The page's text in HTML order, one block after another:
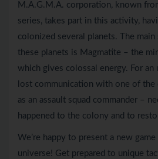
M.A.G.M.A. corporation, known
series, takes part in this activity,
colonized several planets. The
these planets is Magmatite – the
which gives colossal energy. For an
lost communication with one of the
as an assault squad commander –
happened to the colony and to
We’re happy to present a new
universe! Get prepared to unique